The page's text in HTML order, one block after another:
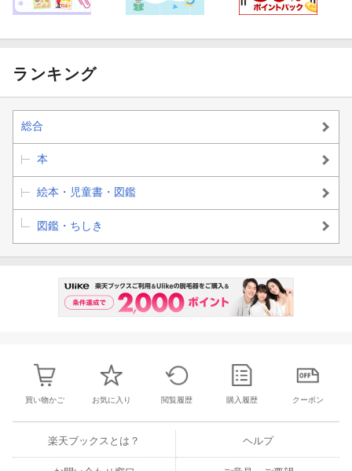
ランキング
総合
本
絵本・児童書・図鑑
図鑑・ちしき
買い物かご お気に入り 閲覧履歴 購入履歴 クーポン
楽天ブックスとは？ ヘルプ